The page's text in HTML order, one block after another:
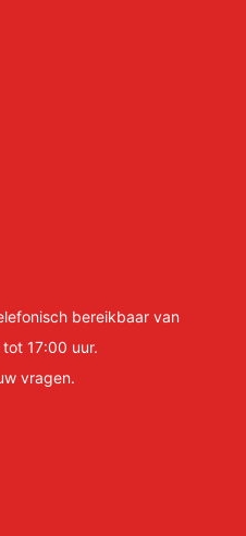
bereikbaar van
17:00 uur.
vragen.